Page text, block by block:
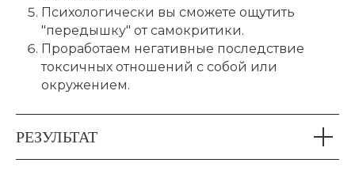
Психологически вы сможете ощутить
"передышку" от самокритики.
Проработаем негативные последствие
токсичных отношений с собой или
окружением.
РЕЗУЛЬТАТ